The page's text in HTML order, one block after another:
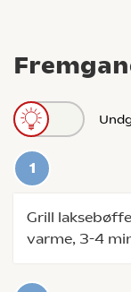
Grill
varme, 3-4